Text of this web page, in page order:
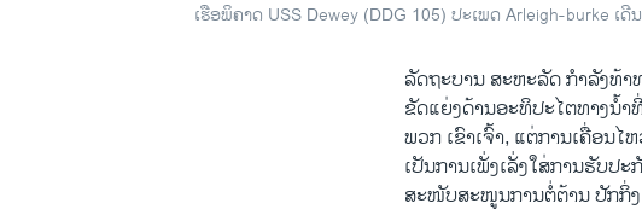
ເຮືອພິຄາດ USS Dewey (DDG 105) ປະເພດ Arleigh-burke ເ
ລັດຖະບານ ສະຫະລັດ ກຳລັງທ້
ຂັດແຍ່ງດ້ານອະທິປະໄຕທາງນໍ້າ
ພວກ ເຂົາເຈົ້າ, ແຕ່ການເຄື່ອນ
ເປັນການເພັ່ງເລັ່ງໃສ່ການຮັບປ
ສະໜັບສະໜູນການຕໍ່ຕ້ານ ປັກກິ່